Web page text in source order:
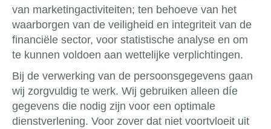
van marketingactiviteiten; ten behoeve van het
waarborgen van de veiligheid en integriteit van de
financiële sector, voor statistische analyse en om
te kunnen voldoen aan wettelijke verplichtingen.
Bij de verwerking van de persoonsgegevens gaan
wij zorgvuldig te werk. Wij gebruiken alleen díe
gegevens die nodig zijn voor een optimale
dienstverlening. Voor zover dat niet voortvloeit uit